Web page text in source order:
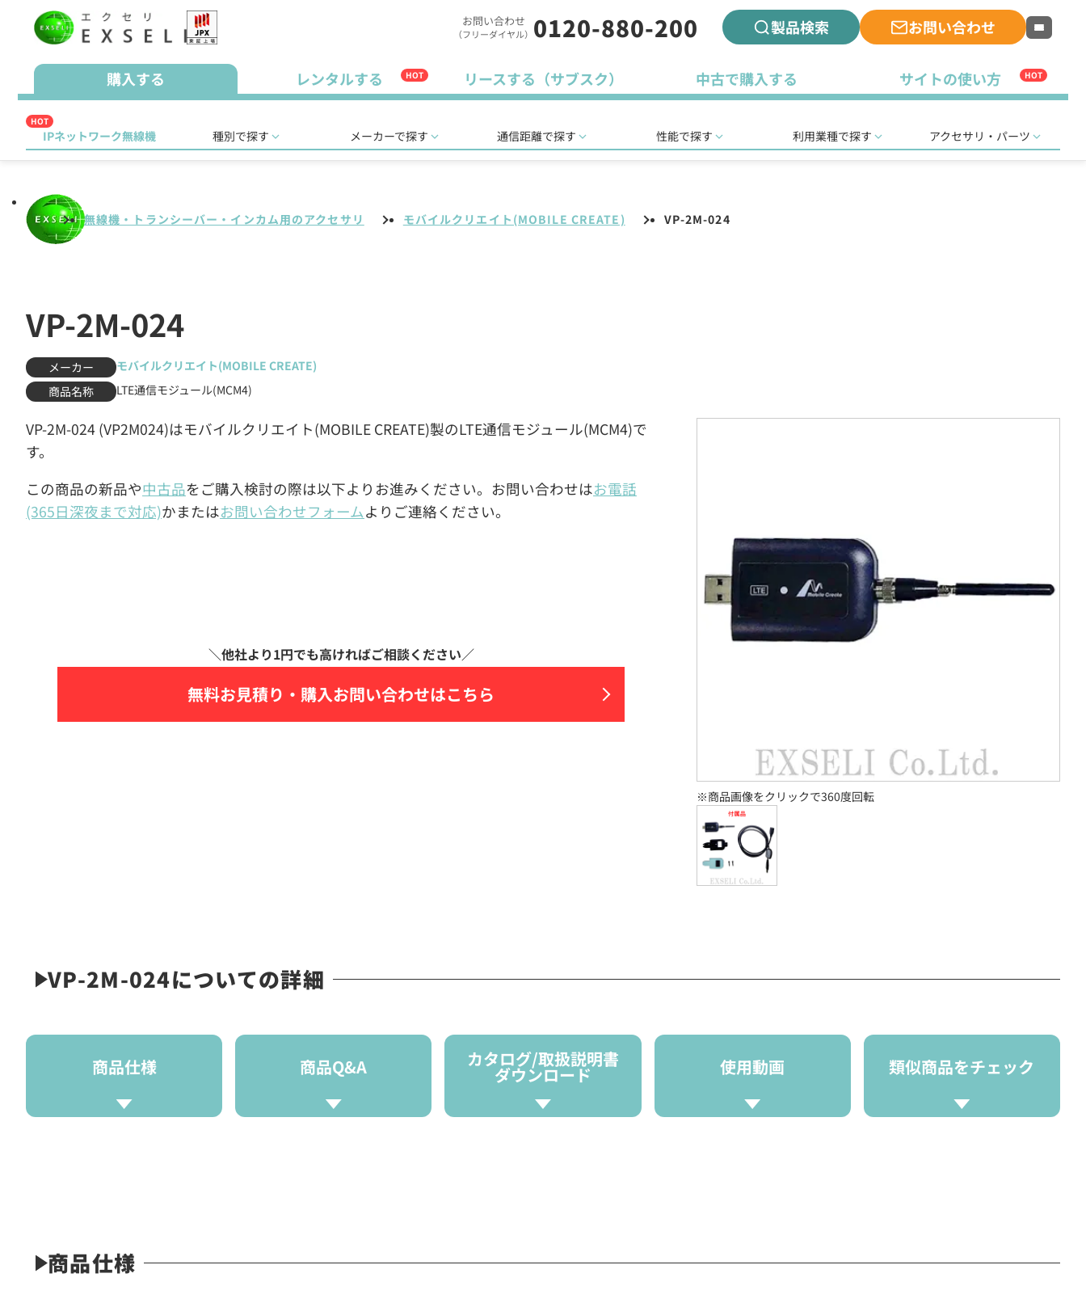
お問い合わせ
（フリーダイヤル） 0120-880-200 製品検索 お問い合わせ
購入する レンタルする HOT リースする（サブスク） 中古で購入する サイトの使い方 HOT
HOT
IPネットワーク無線機 種別で探す メーカーで探す 通信距離で探す 性能で探す 利用業種で探す アクセサリ・パーツ
無線機・トランシーバー・インカム用のアクセサリ モバイルクリエイト(MOBILE CREATE) VP-2M-024
VP-2M-024
メーカー
モバイルクリエイト(MOBILE CREATE)
商品名称
LTE通信モジュール(MCM4)
VP-2M-024 (VP2M024)はモバイルクリエイト(MOBILE CREATE)製のLTE通信モジュール(MCM4)で
す。
この商品の新品や中古品をご購入検討の際は以下よりお進みください。お問い合わせはお電話
(365日深夜まで対応)かまたはお問い合わせフォームよりご連絡ください。
無料お見積り・ 購入お問い合わせはこちら
※商品画像をクリックで360度回転
VP-2M-024についての詳細
商品仕様 商品Q&A カタログ/取扱説明書
ダウンロード 使用動画 類似商品をチェック
商品仕様